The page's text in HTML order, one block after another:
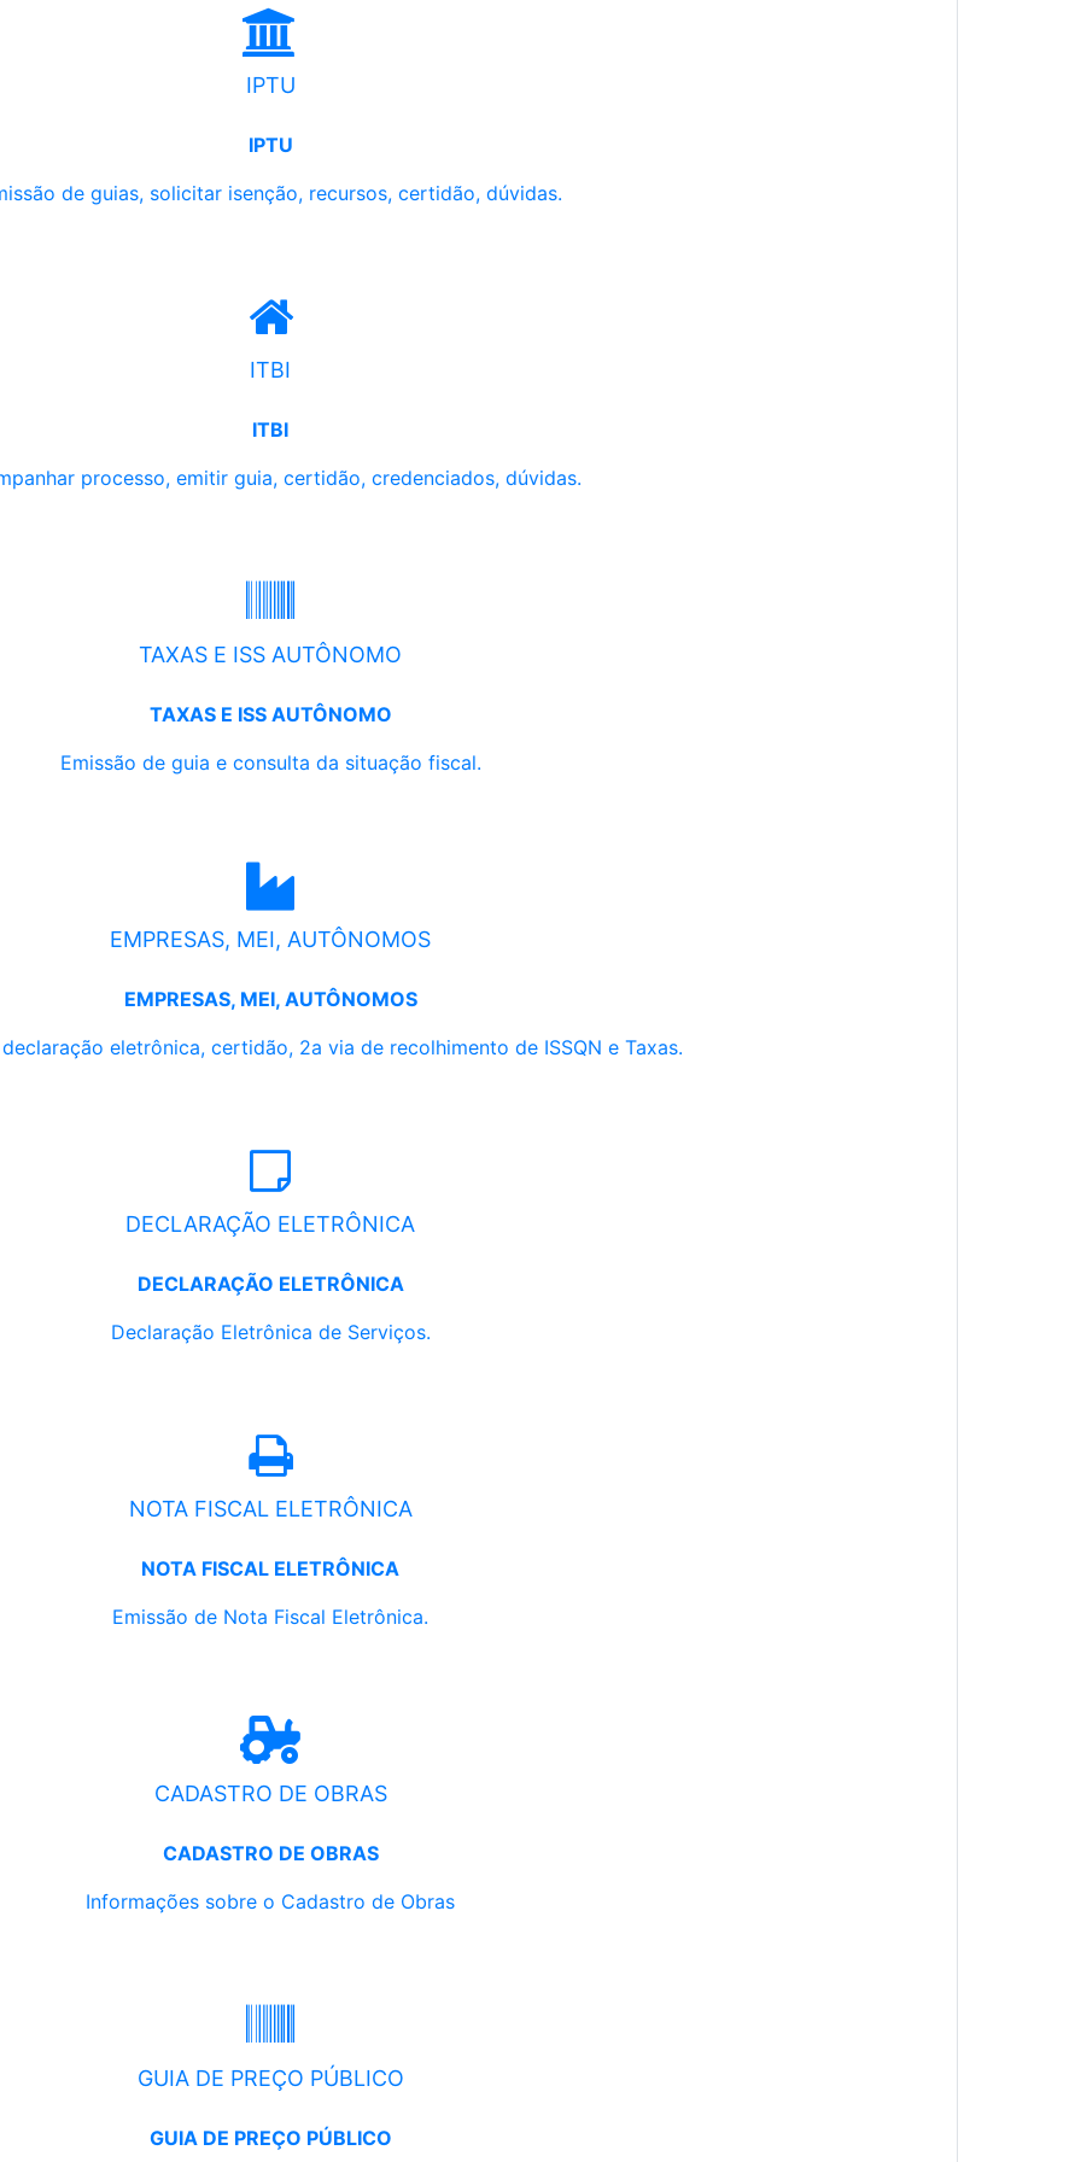
IPTU
IPTU
de guias, solicitar isenção, recursos, certidão, dúvidas.
ITBI
ITBI
processo, emitir guia, certidão, credenciados, dúvidas.
TAXAS E ISS AUTÔNOMO
TAXAS E ISS AUTÔNOMO
Emissão de guia e consulta da situação fiscal.
EMPRESAS, MEI, AUTÔNOMOS
EMPRESAS, MEI, AUTÔNOMOS
eletrônica, certidão, 2a via de recolhimento de ISSQN e Taxas.
DECLARAÇÃO ELETRÔNICA
DECLARAÇÃO ELETRÔNICA
Declaração Eletrônica de Serviços.
NOTA FISCAL ELETRÔNICA
NOTA FISCAL ELETRÔNICA
Emissão de Nota Fiscal Eletrônica.
CADASTRO DE OBRAS
CADASTRO DE OBRAS
Informações sobre o Cadastro de Obras
GUIA DE PREÇO PÚBLICO
GUIA DE PREÇO PÚBLICO